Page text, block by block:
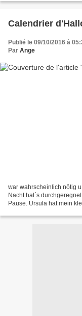
Calendrier
Publié le 09/10/2016 à
Par Ange
war wahrscheinlich nötig
Nacht hat´s
Pause. Ursula hat mein